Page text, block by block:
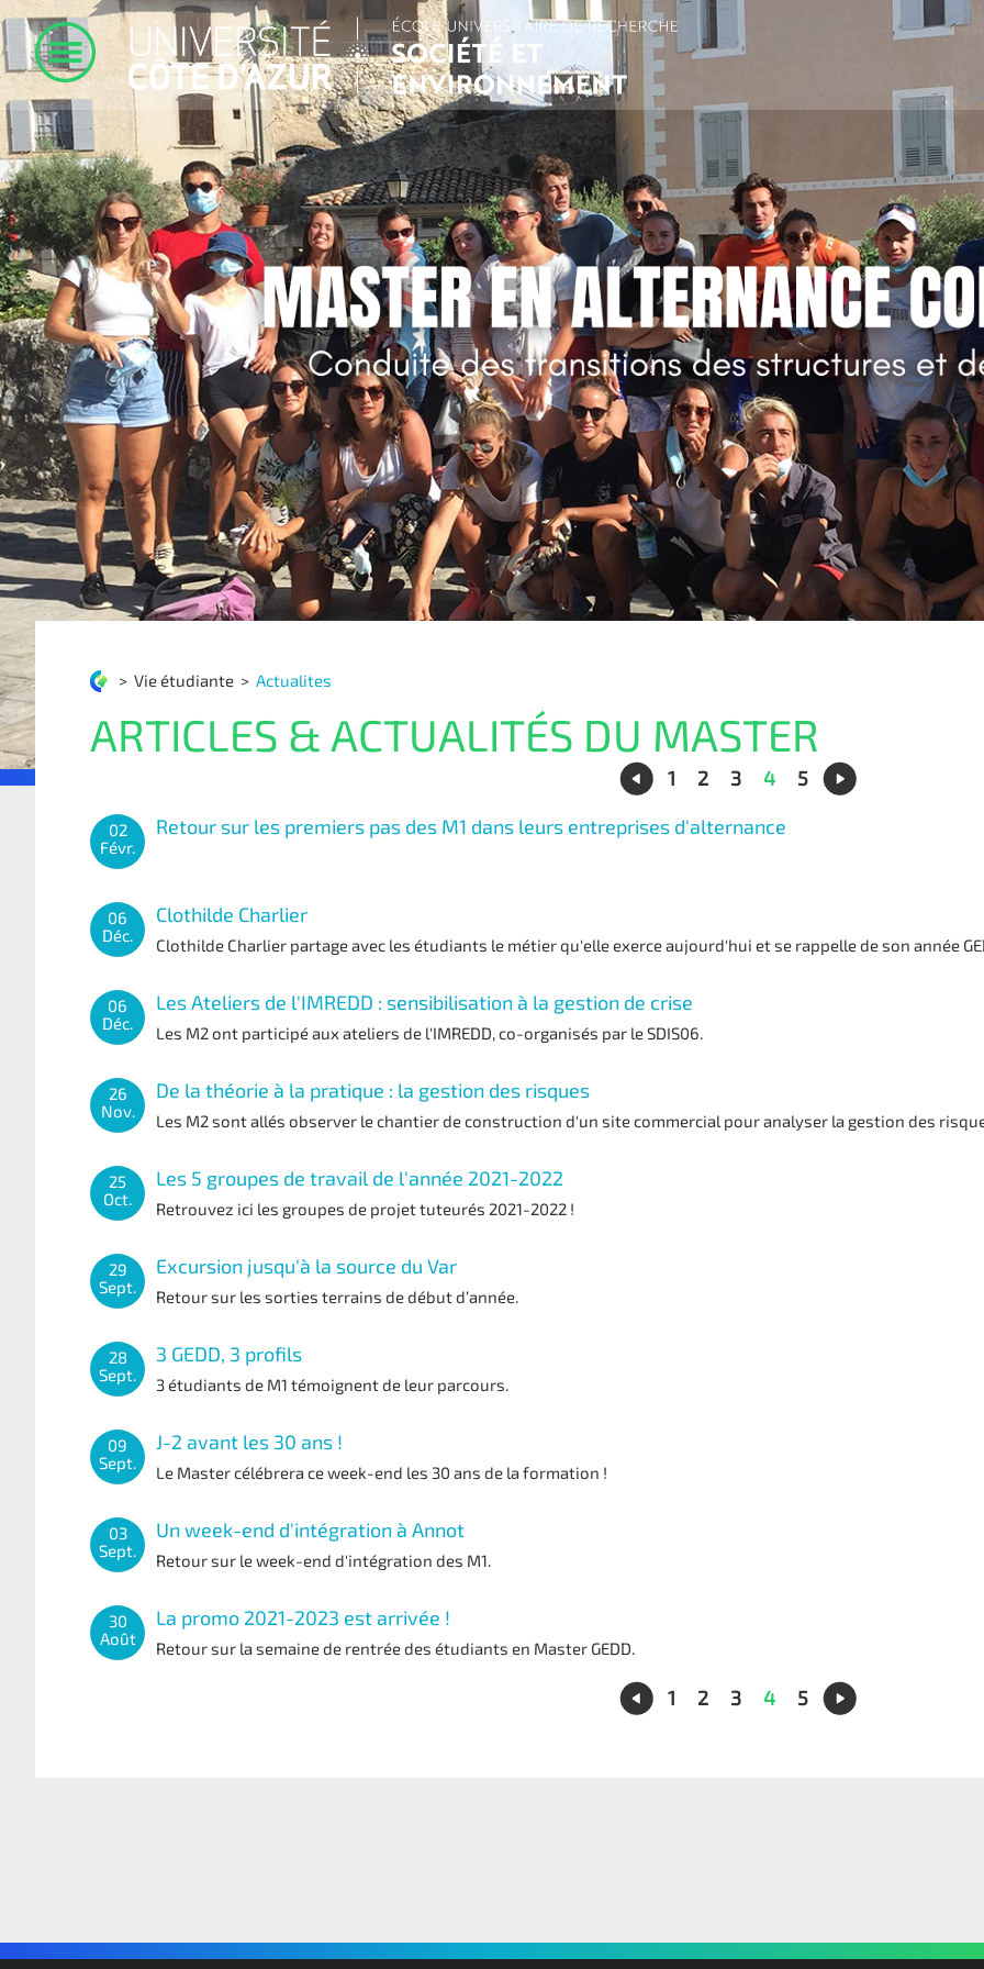
> Vie étudiante > Actualites
ARTICLES & ACTUALITÉS DU MASTER
1 2 3 4 5
02
Févr.
Retour sur les premiers pas des M1 dans leurs entreprises d'alternance
06
Déc.
Clothilde Charlier
Clothilde Charlier partage avec les étudiants le métier qu'elle exerce aujourd'hui et se rappelle de son année
06
Déc.
Les Ateliers de l'IMREDD : sensibilisation à la gestion de crise
Les M2 ont participé aux ateliers de l'IMREDD, co-organisés par le SDIS06.
26
Nov.
De la théorie à la pratique : la gestion des risques
Les M2 sont allés observer le chantier de construction d'un site commercial pour analyser la gestion des
25
Oct.
Les 5 groupes de travail de l'année 2021-2022
Retrouvez ici les groupes de projet tuteurés 2021-2022 !
29
Sept.
Excursion jusqu'à la source du Var
Retour sur les sorties terrains de début d’année.
28
Sept.
3 GEDD, 3 profils
3 étudiants de M1 témoignent de leur parcours.
09
Sept.
J-2 avant les 30 ans !
Le Master célébrera ce week-end les 30 ans de la formation !
03
Sept.
Un week-end d'intégration à Annot
Retour sur le week-end d'intégration des M1.
30
Août
La promo 2021-2023 est arrivée !
Retour sur la semaine de rentrée des étudiants en Master GEDD.
1 2 3 4 5